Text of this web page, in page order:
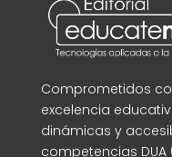
Comprometidos
excelencia
dinámicas y
competencias DUA